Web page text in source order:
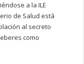
a la ILE
de Salud está
al secreto
como